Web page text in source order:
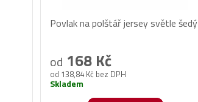
Povlak na polštář jersey světle šedý
od 138,84 Kč bez DPH
od 168 Kč
Skladem